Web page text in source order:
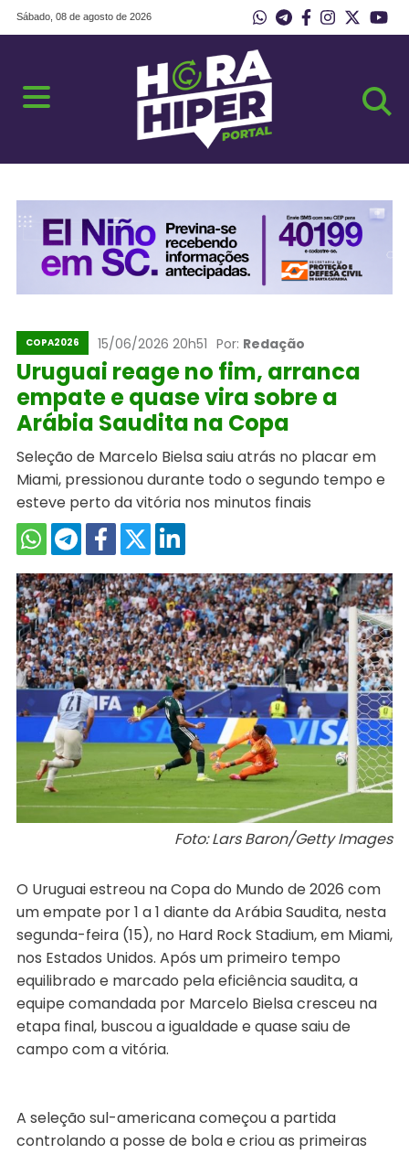
Sábado, 08 de agosto de 2026
COPA2026 15/06/2026 20h51 Por: Redação
Uruguai reage no fim, arranca
empate e quase vira sobre a
Arábia Saudita na Copa
Seleção de Marcelo Bielsa saiu atrás no placar em
Miami, pressionou durante todo o segundo tempo e
esteve perto da vitória nos minutos finais
Foto: Lars Baron/Getty Images
O Uruguai estreou na Copa do Mundo de 2026 com
um empate por 1 a 1 diante da Arábia Saudita, nesta
segunda-feira (15), no Hard Rock Stadium, em Miami,
nos Estados Unidos. Após um primeiro tempo
equilibrado e marcado pela eficiência saudita, a
equipe comandada por Marcelo Bielsa cresceu na
etapa final, buscou a igualdade e quase saiu de
campo com a vitória.
A seleção sul-americana começou a partida
controlando a posse de bola e criou as primeiras